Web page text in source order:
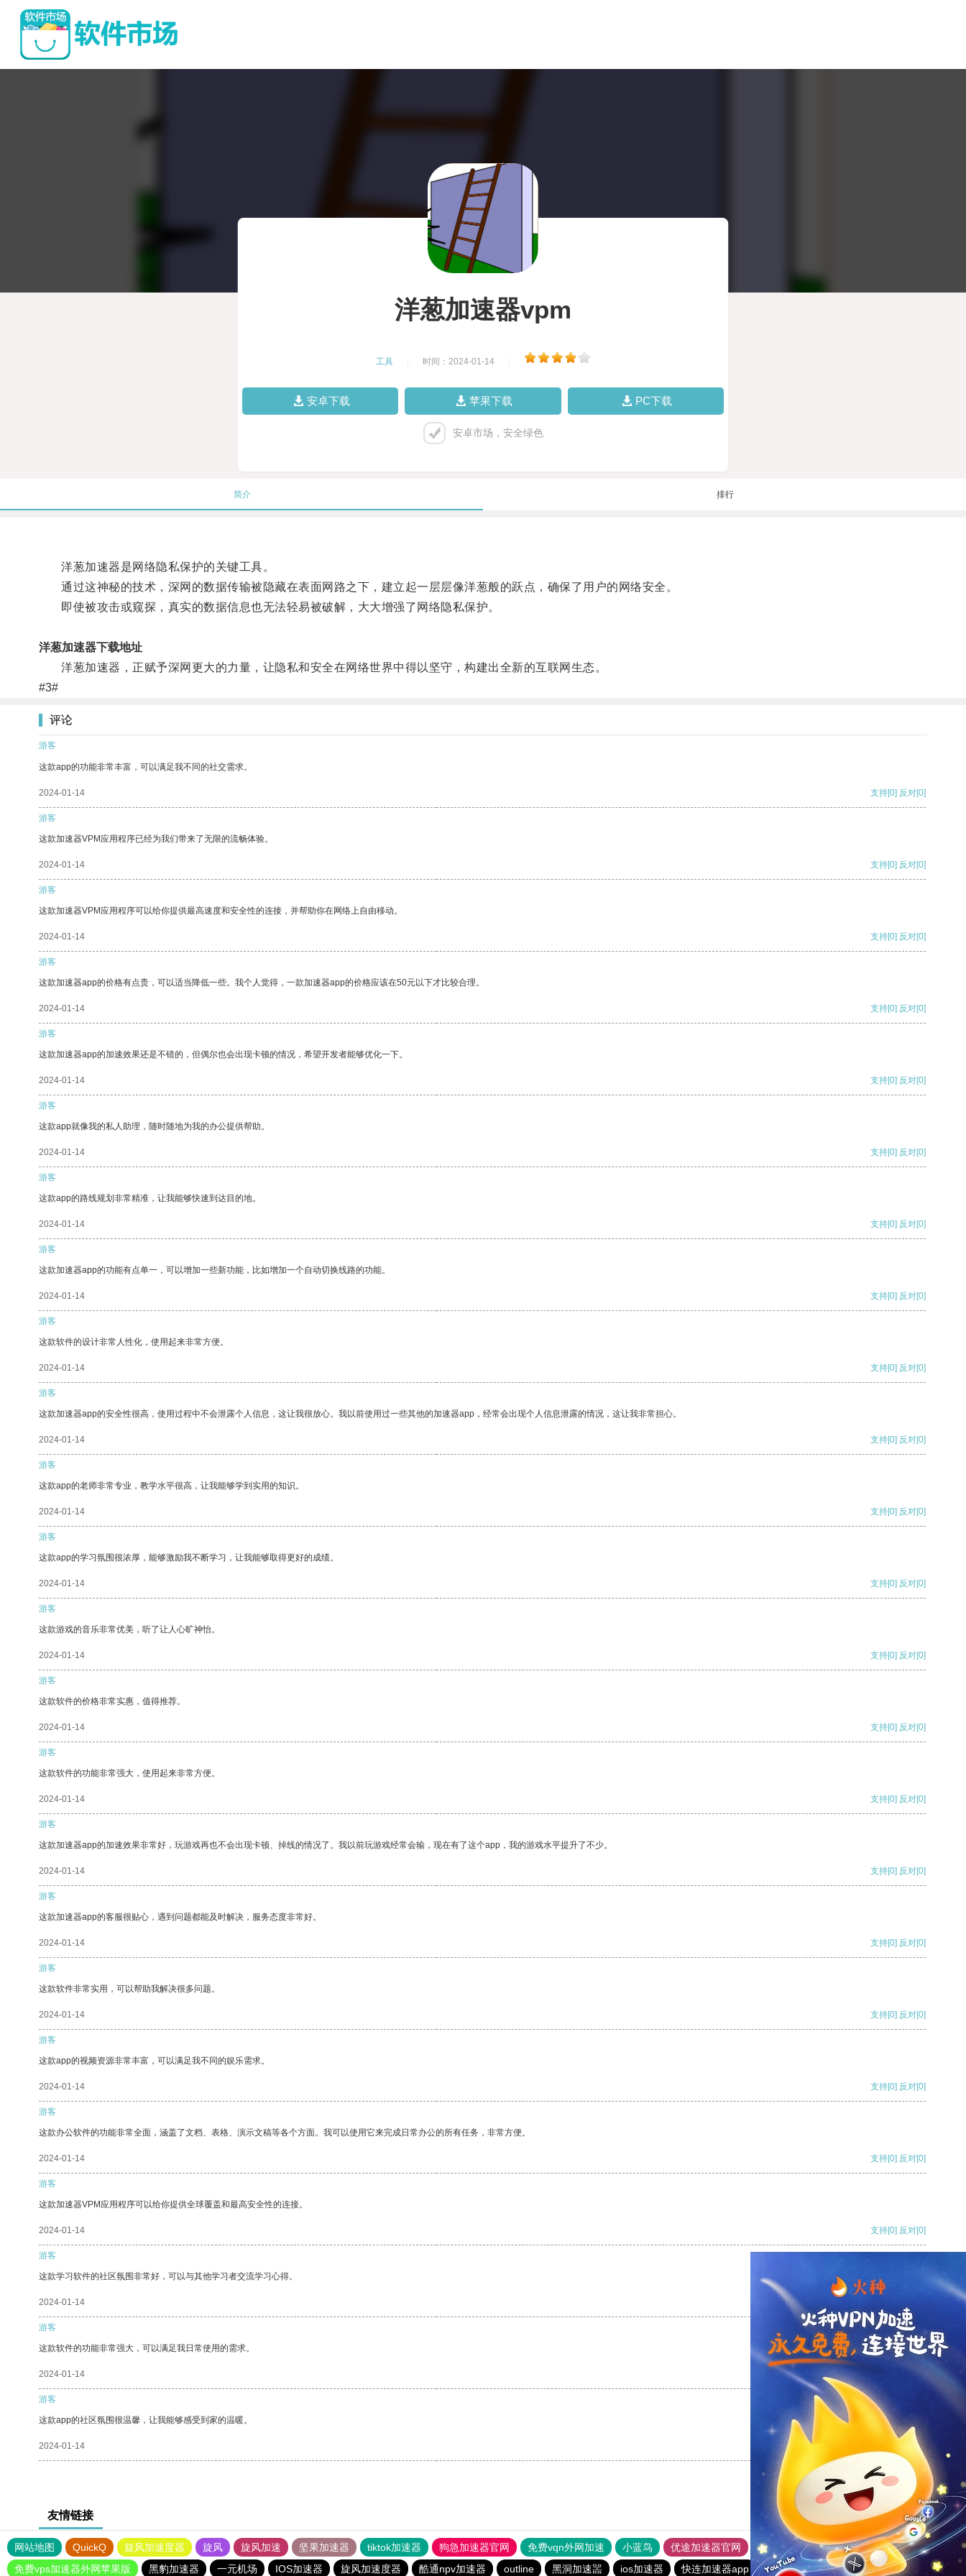
洋葱加速器vpm
工具 时间：2024-01-14
安卓下载 苹果下载 PC下载
安卓市场，安全绿色
简介 排行
洋葱加速器是网络隐私保护的关键工具。
通过这神秘的技术，深网的数据传输被隐藏在表面网路之下，建立起一层层像洋葱般的跃点，确保了用户的网络安全。
即使被攻击或窥探，真实的数据信息也无法轻易被破解，大大增强了网络隐私保护。
洋葱加速器下载地址
洋葱加速器，正赋予深网更大的力量，让隐私和安全在网络世界中得以坚守，构建出全新的互联网生态。
#3#
评论
游客
这款app的功能非常丰富，可以满足我不同的社交需求。
2024-01-14 支持[0] 反对[0]
游客
这款加速器VPM应用程序已经为我们带来了无限的流畅体验。
2024-01-14 支持[0] 反对[0]
游客
这款加速器VPM应用程序可以给你提供最高速度和安全性的连接，并帮助你在网络上自由移动。
2024-01-14 支持[0] 反对[0]
游客
这款加速器app的价格有点贵，可以适当降低一些。我个人觉得，一款加速器app的价格应该在50元以下才比较合理。
2024-01-14 支持[0] 反对[0]
游客
这款加速器app的加速效果还是不错的，但偶尔也会出现卡顿的情况，希望开发者能够优化一下。
2024-01-14 支持[0] 反对[0]
游客
这款app就像我的私人助理，随时随地为我的办公提供帮助。
2024-01-14 支持[0] 反对[0]
游客
这款app的路线规划非常精准，让我能够快速到达目的地。
2024-01-14 支持[0] 反对[0]
游客
这款加速器app的功能有点单一，可以增加一些新功能，比如增加一个自动切换线路的功能。
2024-01-14 支持[0] 反对[0]
游客
这款软件的设计非常人性化，使用起来非常方便。
2024-01-14 支持[0] 反对[0]
游客
这款加速器app的安全性很高，使用过程中不会泄露个人信息，这让我很放心。我以前使用过一些其他的加速器app，经常会出现个人信息泄露的情况，这让我非常担心。
2024-01-14 支持[0] 反对[0]
游客
这款app的老师非常专业，教学水平很高，让我能够学到实用的知识。
2024-01-14 支持[0] 反对[0]
游客
这款app的学习氛围很浓厚，能够激励我不断学习，让我能够取得更好的成绩。
2024-01-14 支持[0] 反对[0]
游客
这款游戏的音乐非常优美，听了让人心旷神怡。
2024-01-14 支持[0] 反对[0]
游客
这款软件的价格非常实惠，值得推荐。
2024-01-14 支持[0] 反对[0]
游客
这款软件的功能非常强大，使用起来非常方便。
2024-01-14 支持[0] 反对[0]
游客
这款加速器app的加速效果非常好，玩游戏再也不会出现卡顿、掉线的情况了。我以前玩游戏经常会输，现在有了这个app，我的游戏水平提升了不少。
2024-01-14 支持[0] 反对[0]
游客
这款加速器app的客服很贴心，遇到问题都能及时解决，服务态度非常好。
2024-01-14 支持[0] 反对[0]
游客
这款软件非常实用，可以帮助我解决很多问题。
2024-01-14 支持[0] 反对[0]
游客
这款app的视频资源非常丰富，可以满足我不同的娱乐需求。
2024-01-14 支持[0] 反对[0]
游客
这款办公软件的功能非常全面，涵盖了文档、表格、演示文稿等各个方面。我可以使用它来完成日常办公的所有任务，非常方便。
2024-01-14 支持[0] 反对[0]
游客
这款加速器VPM应用程序可以给你提供全球覆盖和最高安全性的连接。
2024-01-14 支持[0] 反对[0]
游客
这款学习软件的社区氛围非常好，可以与其他学习者交流学习心得。
2024-01-14
游客
这款软件的功能非常强大，可以满足我日常使用的需求。
2024-01-14 反对
游客
这款app的社区氛围很温馨，让我能够感受到家的温暖。
2024-01-14 反对[0]
友情链接
网站地图 QuickQ 旋风加速度器 旋风 旋风加速 坚果加速器 tiktok加速器 狗急加速器官网 免费vqn外网加速 小蓝鸟 优途加速器官网 风驰加速器 旋风加速器
八戒看书
免费vps加速器外网苹果版
黑豹加速器 一元机场 IOS加速器 旋风加速度器 酷通npv加速器 outline 黑洞加速噐 ios加速器 快连加速器app tyl加速器官网 outline ios加速器